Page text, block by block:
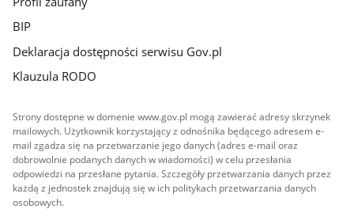
BIP
Deklaracja dostępności serwisu Gov.pl
Klauzula RODO
Strony dostępne w domenie www.gov.pl mogą zawierać adresy skrzynek
mailowych. Użytkownik korzystający z odnośnika będącego adresem e-
mail zgadza się na przetwarzanie jego danych (adres e-mail oraz
dobrowolnie podanych danych w wiadomości) w celu przesłania
odpowiedzi na przesłane pytania. Szczegóły przetwarzania danych przez
każdą z jednostek znajdują się w ich politykach przetwarzania danych
osobowych.